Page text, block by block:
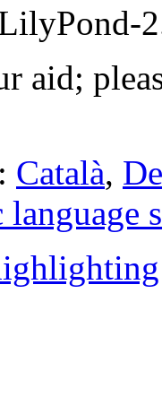
aid;
Català,
language